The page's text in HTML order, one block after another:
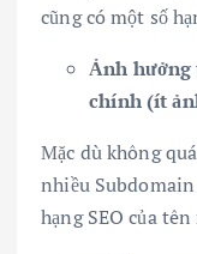
cũng có một số
Ảnh hưởng
chính (ít
Mặc dù không
nhiều
hạng SEO của